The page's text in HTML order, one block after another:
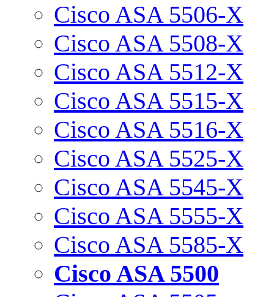
Cisco ASA 5506-X
Cisco ASA 5508-X
Cisco ASA 5512-X
Cisco ASA 5515-X
Cisco ASA 5516-X
Cisco ASA 5525-X
Cisco ASA 5545-X
Cisco ASA 5555-X
Cisco ASA 5585-X
Cisco ASA 5500